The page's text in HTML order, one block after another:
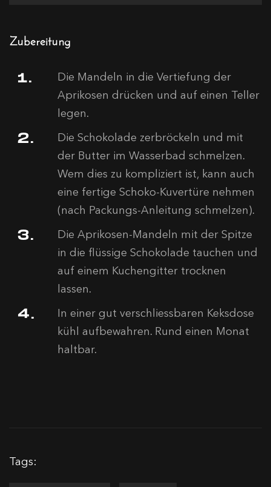
Zubereitung
Die Mandeln in die Vertiefung der
Aprikosen drücken und auf einen Teller
legen.
Die Schokolade zerbröckeln und mit
der Butter im Wasserbad schmelzen.
Wem dies zu kompliziert ist, kann auch
eine fertige Schoko-Kuvertüre nehmen
(nach Packungs-Anleitung schmelzen).
Die Aprikosen-Mandeln mit der Spitze
in die flüssige Schokolade tauchen und
auf einem Kuchengitter trocknen
lassen.
In einer gut verschliessbaren Keksdose
kühl aufbewahren. Rund einen Monat
haltbar.
Tags: